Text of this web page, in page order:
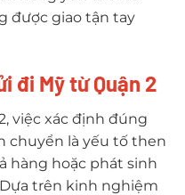
được giao tận tay
đi Mỹ từ Quận 2
việc xác định đúng
chuyển là yếu tố then
hàng hoặc phát sinh
trên kinh nghiệm